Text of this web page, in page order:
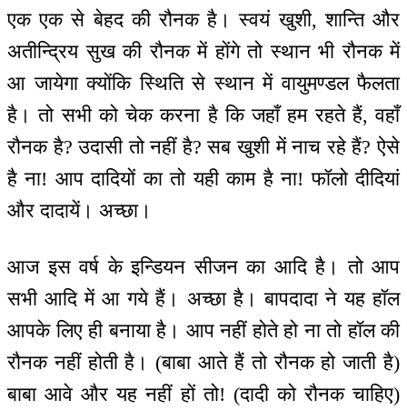
एक एक से बेहद की रौनक है। स्वयं खुशी, शान्ति और
अतीन्द्रिय सुख की रौनक में होंगे तो स्थान भी रौनक में
आ जायेगा क्योंकि स्थिति से स्थान में वायुमण्डल फैलता
है। तो सभी को चेक करना है कि जहाँ हम रहते हैं, वहाँ
रौनक है? उदासी तो नहीं है? सब खुशी में नाच रहे हैं? ऐसे
है ना! आप दादियों का तो यही काम है ना! फॉलो दीदियां
और दादायें। अच्छा।
आज इस वर्ष के इन्डियन सीजन का आदि है। तो आप
सभी आदि में आ गये हैं। अच्छा है। बापदादा ने यह हॉल
आपके लिए ही बनाया है। आप नहीं होते हो ना तो हॉल की
रौनक नहीं होती है। (बाबा आते हैं तो रौनक हो जाती है)
बाबा आवे और यह नहीं हों तो! (दादी को रौनक चाहिए)